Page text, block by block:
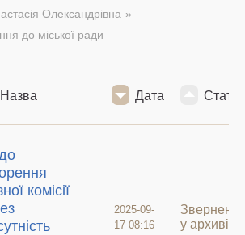
Олександрівна
до міської ради
Назва Дата Статус
комісії
2025-09-
17 08:16
у архиві